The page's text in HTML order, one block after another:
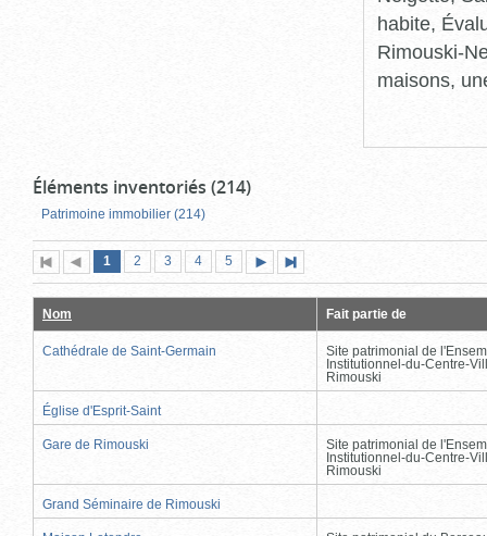
habite,
Rimouski-
maisons,
Éléments inventoriés (214)
Patrimoine immobilier (214)
Première
page
Page
précédente
Page
1 (page
actuelle)
Page
2 Page
3 Page
4 Page
5
suivante
page
Nom Fait partie de
Cathédrale de Saint-Germain
Site patrimonial de
Institutionnel-du-Centre-
Rimouski
Église d'Esprit-Saint
Gare de Rimouski
Site patrimonial de
Institutionnel-du-Centre-
Rimouski
Grand Séminaire de Rimouski